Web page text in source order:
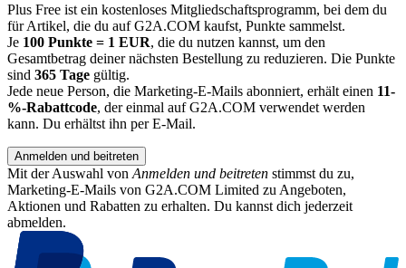
Plus Free ist ein kostenloses Mitgliedschaftsprogramm, bei dem du
für Artikel, die du auf G2A.COM kaufst, Punkte sammelst.
Je 100 Punkte = 1 EUR, die du nutzen kannst, um den
Gesamtbetrag deiner nächsten Bestellung zu reduzieren. Die Punkte
sind 365 Tage gültig.
Jede neue Person, die Marketing-E-Mails abonniert, erhält einen 11-
%-Rabattcode, der einmal auf G2A.COM verwendet werden
kann. Du erhältst ihn per E-Mail.
Anmelden und beitreten
Mit der Auswahl von Anmelden und beitreten stimmst du zu,
Marketing-E-Mails von G2A.COM Limited zu Angeboten,
Aktionen und Rabatten zu erhalten. Du kannst dich jederzeit
abmelden.